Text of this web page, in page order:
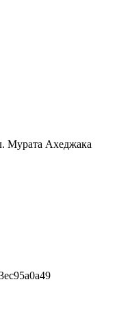
Мурата Ахеджака